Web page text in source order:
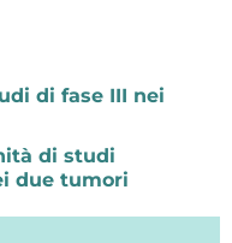
di fase III nei
di studi
due tumori